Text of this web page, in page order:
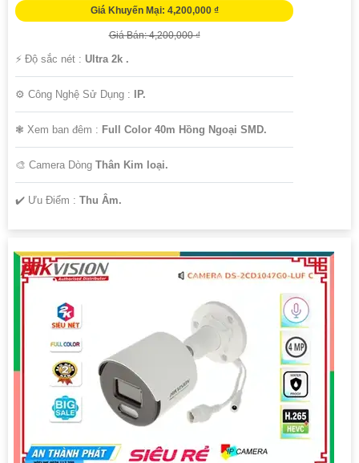
Giá Khuyến Mại: 4,200,000 ₫
Giá Bán: 4,200,000 ₫
️⚡ Độ sắc nét : Ultra 2k .
⚙ Công Nghệ Sử Dụng : IP.
❃ Xem ban đêm : Full Color 40m Hồng Ngoại SMD.
🎨 Camera Dòng Thân Kim loại.
️✔️ Ưu Điểm : Thu Âm.